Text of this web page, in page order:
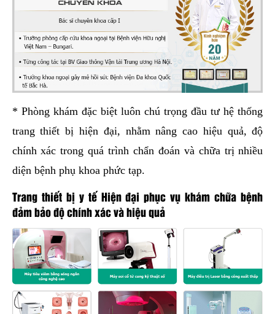
* Phòng khám đặc biệt luôn chú trọng đầu tư hệ thống
trang thiết bị hiện đại, nhằm nâng cao hiệu quả, độ
chính xác trong quá trình chẩn đoán và chữa trị nhiều
diện bệnh phụ khoa phức tạp.
Trang thiết bị y tế Hiện đại phục vụ khám chữa bệnh
đảm bảo độ chính xác và hiệu quả